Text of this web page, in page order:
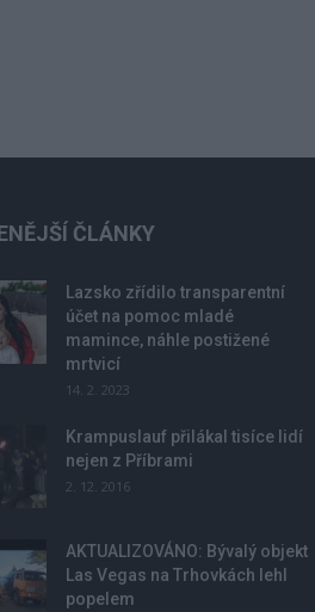
ČLÁNKY
Lazsko zřídilo transparentní
účet na pomoc mladé
mamince, náhle postižené
mrtvicí
14. 2. 2023
Krampuslauf přilákal tisíce lidí
nejen z Příbrami
2. 12. 2016
AKTUALIZOVÁNO: Bývalý objekt
Las Vegas na Trhovkách lehl
popelem